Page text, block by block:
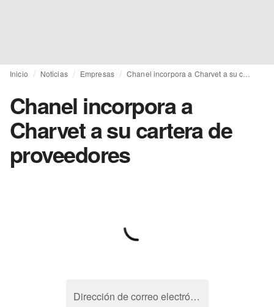
Inicio Noticias Empresas
Chanel incorpora a
Charvet a su cartera de
proveedores
Dirección de correo electrónico